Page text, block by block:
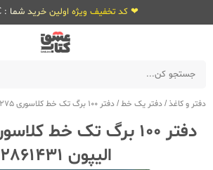
❤ کد تخفیف ویژه اولین خرید شما : KLC ❤
دفتر و کاغذ/دفتر یک خط/دفتر 100 برگ تک خط کلاسوری 275*220 الیپون 2861431
الیپون 2861431